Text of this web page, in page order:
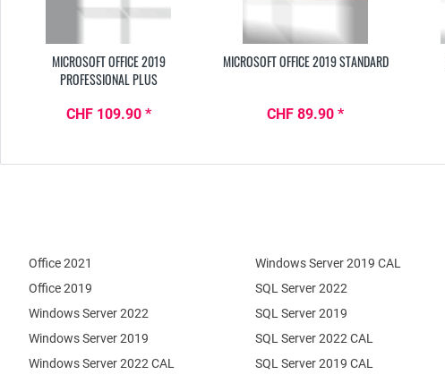
MICROSOFT OFFICE 2019
PROFESSIONAL PLUS
CHF 109.90 *
MICROSOFT OFFICE 2019 STANDARD
CHF 89.90 *
Office 2021
Office 2019
Windows Server 2022
Windows Server 2019
SQL Server 2022
SQL Server 2019
Windows Server 2022 CAL
Windows Server 2019 CAL
SQL Server 2022 CAL
SQL Server 2019 CAL